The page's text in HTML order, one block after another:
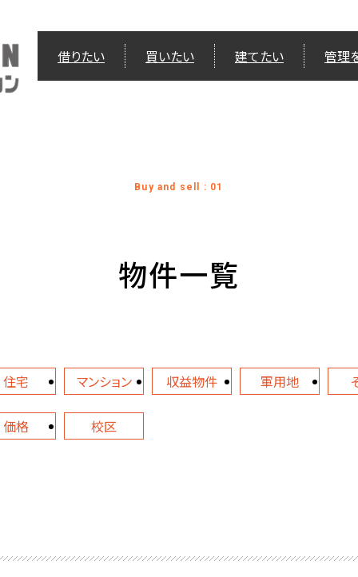
借りたい 買いたい 建てたい 管理
Buy and sell : 01
物件一覧
住宅 マンション 収益物件 軍用地
価格 校区